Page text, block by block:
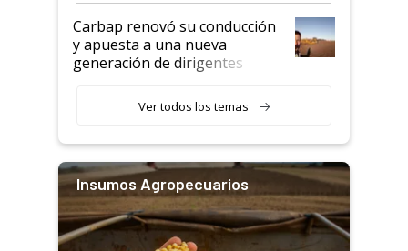
Carbap renovó su conducción
y apuesta a una nueva
generación de dirigentes
Ver todos los temas
Insumos Agropecuarios